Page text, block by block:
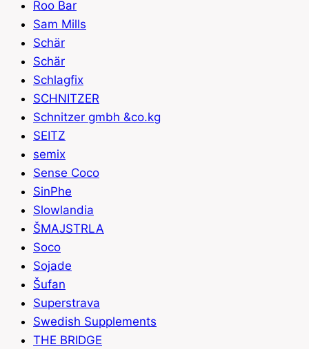
Roo Bar
Sam Mills
Schär
Schär
Schlagfix
SCHNITZER
Schnitzer gmbh &co.kg
SEITZ
semix
Sense Coco
SinPhe
Slowlandia
ŠMAJSTRLA
Soco
Sojade
Šufan
Superstrava
Swedish Supplements
THE BRIDGE